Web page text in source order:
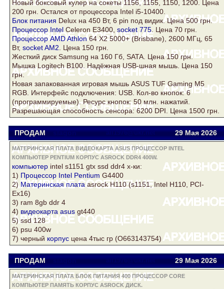
Новый боксовыйкулерна сокеты 1156, 1155, 1150, 1200. Цена
200 грн. Остался от процессора Intel i5-10400.
Блок питания Delux на 450 Вт, 6 pin под видик. Цена 500 грн.
Процессор Intel Celeron E3400, socket 775 . Цена 70 грн.
Процессор AMD Athlon64 Х2 5000+ (Brisbane), 2600 МГц, 65
Вт, socket AM2 . Цена 150 грн.
Жесткий диск Samsung на 160 Гб, SATA . Цена 150 грн.
Мышка Logitech B100. Надёжная USB-шная мышь. Цена 150
грн.
Новая запакованная игровая мышь ASUS TUF Gaming M5
RGB. Интерфейс подключения: USB. Кол-во кнопок: 6
(программируемые). Ресурс кнопок: 50 млн. нажатий.
Разрешающая способность сенсора: 6200 DPI. Цена 1500 грн.
ПРОДАМ slagon all1976@ukr.net 29 Мая 2026
МАТЕРИНСКАЯ ПЛАТА ВИДЕОКАРТА ASUS ПРОЦЕССОР INTEL
КОМПЬЮТЕР PENTIUM КОРПУС ASROCK DDR4 400W.
компьютер intel s1151 gtx ssd ddr4 х-ки:
1) Процессор Intel Pentium G4400
2)Материнская плата asrockH110 (s1151, Intel H110, PCI-
Ex16)
3) ram 8gb ddr 4
4) видеокарта asus gt440
5) ssd 128
6) psu 400w
7) черный корпус цена 4тыс гр (О663143754)
ПРОДАМ slagon all1976@ukr.net 29 Мая 2026
МАТЕРИНСКАЯ ПЛАТА БЛОК ПИТАНИЯ 400 ПРОЦЕССОР CORE
КОМПЬЮТЕР ПАМЯТЬ КОРПУС ASROCK ДИСК.